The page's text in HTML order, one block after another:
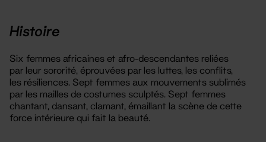
Histoire
Six femmes africaines et afro-descendantes reliées
par leur sororité, éprouvées par les luttes, les conflits,
les résiliences. Sept femmes aux mouvements sublimés
par les mailles de costumes sculptés. Sept femmes
chantant, dansant, clamant, émaillant la scène de cette
force intérieure qui fait la beauté.